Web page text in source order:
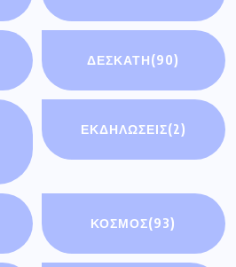
ΔΕΣΚΑΤΗ(90)
ΕΚΔΗΛΩΣΕΙΣ(2)
ΚΟΣΜΟΣ(93)